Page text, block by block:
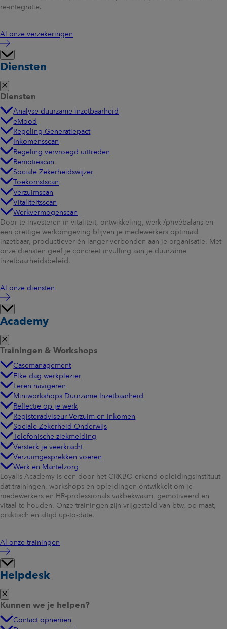
re-integratie.
Al onze verzekeringen
Diensten
Diensten
Analyse duurzame inzetbaarheid
eMood
Regeling Generatiepact
Inkomensscan
Regeling vervroegd uittreden
Remotiescan
Sociale Zekerheidswijzer
Toekomstscan
Verzuimscan
Vitaliteitsscan
Werkvermogenscan
Door te investeren in vitaliteit, ontwikkeling, werk-/privébalans en
een prettige werkomgeving blijven je medewerkers optimaal
inzetbaar, productiever én langer verbonden aan je organisatie. Met
onze diensten geef je concreet invulling aan je duurzame
inzetbaarheidsbeleid.
Al onze diensten
Academy
Trainingen & Workshops
Casemanagement
Elke dag werkplezier
Leren navigeren
Miniworkshops Duurzame Inzetbaarheid
Reflectie op je werk
Registeradviseur Verzuim en Inkomen
Sociale Zekerheid Onderwijs
Telefonische ziekmelding
Versterk je veerkracht
Verzuimgesprekken voeren
Werk en Mantelzorg
Loyalis Academy is een door het CRKBO erkend opleidingsinstituut
dat trainingen, workshops en opleidingen ontwikkelt om je
medewerkers en HR-professionals vakbekwaam, gemotiveerd en
vitaal te houden. Onze trainingen zijn vrijgesteld van btw, op maat,
praktisch en altijd up-to-date.
Al onze trainingen
Helpdesk
Kunnen we je helpen?
Contact opnemen